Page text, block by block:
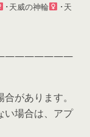
･天威の神輪
･天
があります。
い場合は、アプ